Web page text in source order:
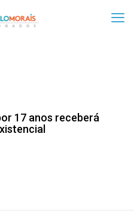
17 anos receberá